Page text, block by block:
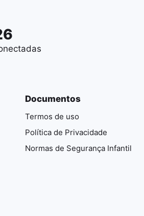
Documentos
Termos de uso
Política de Privacidade
Normas de Segurança Infantil